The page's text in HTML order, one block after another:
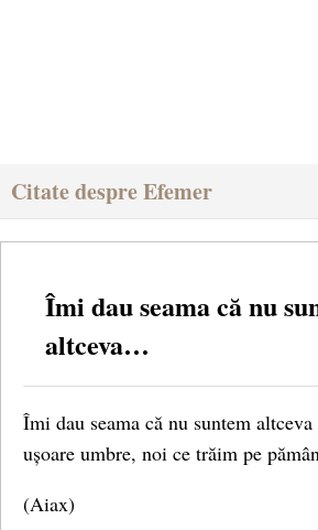
Citate despre Efemer
Îmi dau seama că nu
altceva…
Îmi dau seama că nu suntem
ușoare umbre, noi ce trăim pe
(Aiax)